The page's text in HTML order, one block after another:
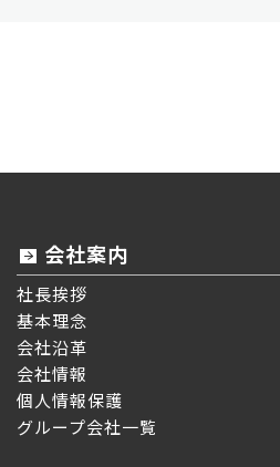
会社案内
社長挨拶
基本理念
会社沿革
会社情報
個人情報保護
グループ会社一覧